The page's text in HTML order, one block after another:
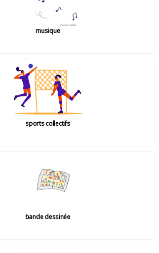
musique
sports collectifs
bande dessinée